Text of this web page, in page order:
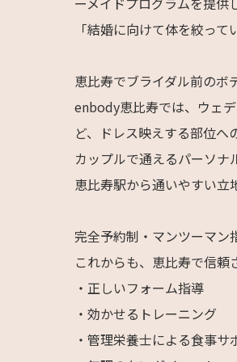
「結婚に向けて体を絞っ
恵比寿でブライダル前のボ
enbody恵比寿では、ウェ
ど、ドレス映えする部位へ
カップルで通えるパーソナ
恵比寿駅から通いやすい立
完全予約制・マンツーマン
これからも、恵比寿で信頼
・正しいフォーム指導
・効かせるトレーニング
・管理栄養士による食事サ